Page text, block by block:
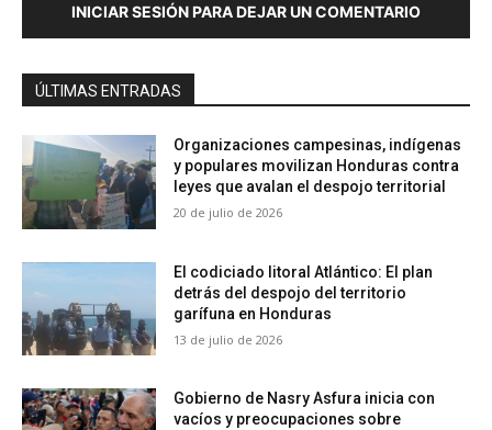
INICIAR SESIÓN PARA DEJAR UN COMENTARIO
ÚLTIMAS ENTRADAS
Organizaciones campesinas, indígenas
y populares movilizan Honduras contra
leyes que avalan el despojo territorial
20 de julio de 2026
El codiciado litoral Atlántico: El plan
detrás del despojo del territorio
garífuna en Honduras
13 de julio de 2026
Gobierno de Nasry Asfura inicia con
vacíos y preocupaciones sobre